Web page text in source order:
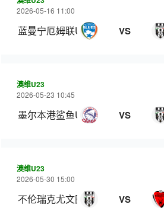
2026-05-16 11:00
蓝曼宁厄姆联U23 VS
澳维U23
2026-05-23 10:45
墨尔本港鲨鱼U23 VS
澳维U23
2026-05-30 15:00
不伦瑞克尤文图斯U23 VS